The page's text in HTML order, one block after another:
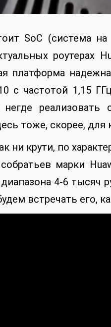
SoC (система
роутерах
платформа
с частотой 1,15
реализовать
тоже, скорее, для
ни крути, по
марки
4-6 тысяч
встречать его,